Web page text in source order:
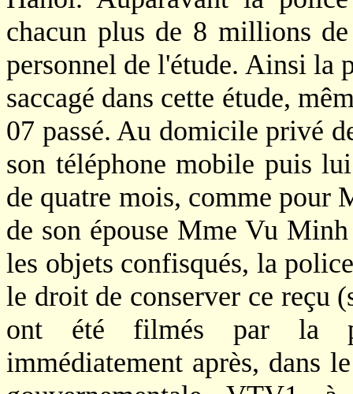
chacun plus de 8 millions
personnel de l'étude. Ainsi la
saccagé dans cette étude,
07 passé. Au domicile privé
son téléphone mobile puis
de quatre mois, comme pour
de son épouse Mme Vu
les objets confisqués, la
le droit de conserver ce reçu
ont été filmés par la
immédiatement après, dans